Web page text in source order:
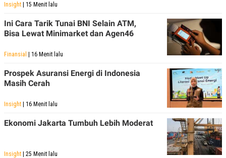
I
I
N
K
E
D
A
D
Insight | 15 Menit lalu
Ini Cara Tarik Tunai BNI Selain ATM,
Bisa Lewat Minimarket dan Agen46
Finansial | 16 Menit lalu
Prospek Asuransi Energi di Indonesia
Masih Cerah
Insight | 16 Menit lalu
Ekonomi Jakarta Tumbuh Lebih Moderat
Insight | 25 Menit lalu